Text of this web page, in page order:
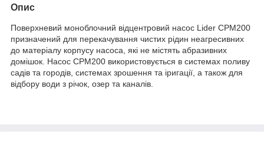
Опис
Поверхневий моноблочний відцентровий насос Lider CPM200
призначений для перекачування чистих рідин неагресивних
до матеріалу корпусу насоса, які не містять абразивних
домішок. Насос CPM200 використовується в системах поливу
садів та городів, системах зрошення та іригації, а також для
відбору води з річок, озер та каналів.